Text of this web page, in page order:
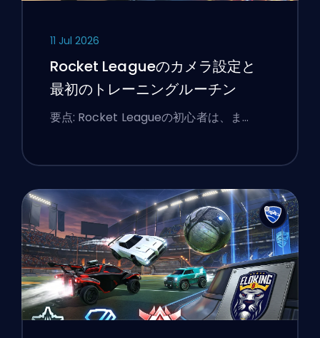
11 Jul 2026
Rocket Leagueのカメラ設定と
最初のトレーニングルーチン
要点: Rocket Leagueの初心者は、ま…